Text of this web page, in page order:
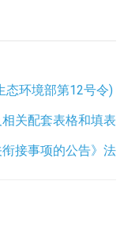
态环境部第12号令)
关配套表格和填表
接事项的公告》法